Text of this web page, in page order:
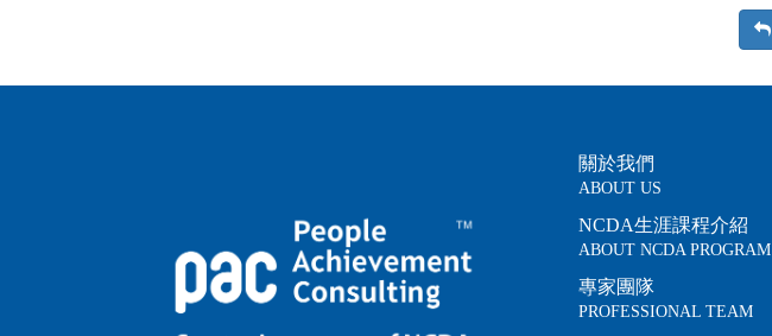
關於我們
ABOUT US
NCDA生涯課程介紹
ABOUT NCDA PROGRAM
專家團隊
PROFESSIONAL TEAM